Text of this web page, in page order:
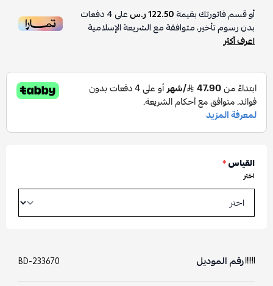
أو قسم فاتورتك بقيمة122.50 ر.س على4دفعات
بدون رسوم تأخير، متوافقة مع الشريعة الإسلامية
اعرف أكثر
القياس*
اختر
رقم الموديل BD-233670